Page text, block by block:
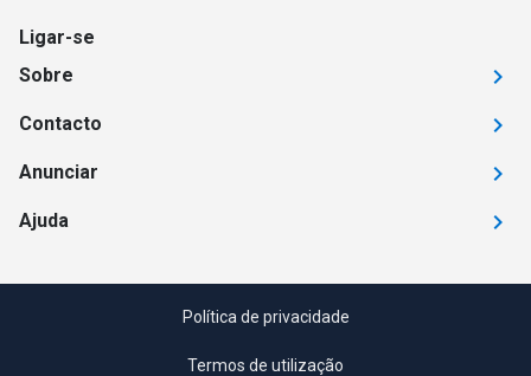
Ligar-se
Sobre
Contacto
Anunciar
Ajuda
Política de privacidade
Termos de utilização